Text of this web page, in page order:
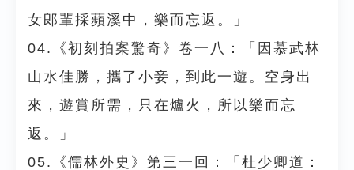
女郎輩採蘋溪中，樂而忘返。」
04.《初刻拍案驚奇》卷一八：「因慕武林
山水佳勝，攜了小妾，到此一遊。空身出
來，遊賞所需，只在爐火，所以樂而忘
返。」
05.《儒林外史》第三一回：「杜少卿道：